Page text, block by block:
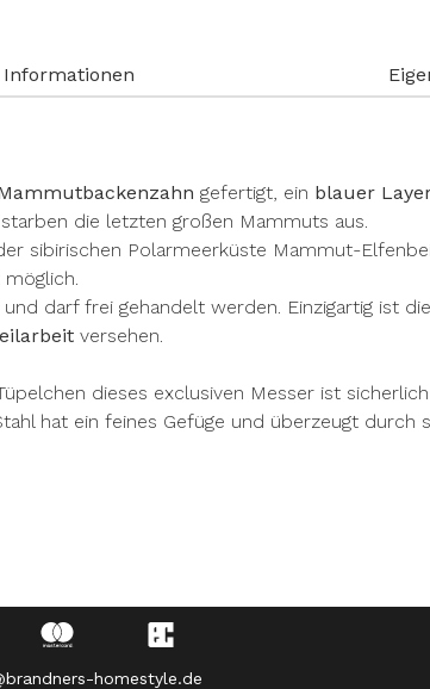
Informationen
gefertigt, ein blauer
starben die letzten großen Mammuts aus.
sibirischen Polarmeerküste Mammut-
darf frei gehandelt werden. Einzigartig ist
versehen.
dieses exclusiven Messer ist
hat ein feines Gefüge und überzeugt
homestyle.de